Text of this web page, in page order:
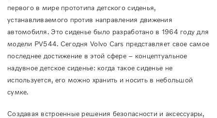
первого в мире прототипа детского сиденья,
устанавливаемого против направления движения
автомобиля. Это сиденье было разработано в 1964 году для
модели PV544. Сегодня Volvo Cars представляет свое самое
последнее достижение в этой сфере – концептуальное
надувное детское сиденье: когда такое сиденье не
используется, его можно хранить и носить в небольшой
сумке.
Создавая встроенные решения безопасности и аксессуары,